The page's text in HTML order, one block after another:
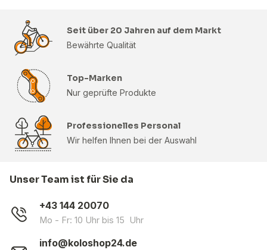
Seit über 20 Jahren auf dem Markt
Bewährte Qualität
Top-Marken
Nur geprüfte Produkte
Professionelles Personal
Wir helfen Ihnen bei der Auswahl
Unser Team ist für Sie da
+43 144 20070
Mo - Fr: 10 Uhr bis 15 Uhr
info@koloshop24.de